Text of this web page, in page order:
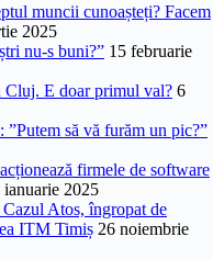
muncii cunoașteți? Facem
2025
nu-s buni?” 15 februarie
E doar primul val? 6
să vă furăm un pic?”
firmele de software
ianuarie 2025
Atos, îngropat de
ITM Timiș 26 noiembrie